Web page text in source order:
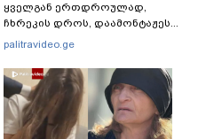
ყველგან ერთდროულად,
ჩხრეკის დროს, დაამონტაჟეს...
იმნაძეების ოჯახში, მგონი, 4
palitravideo.ge